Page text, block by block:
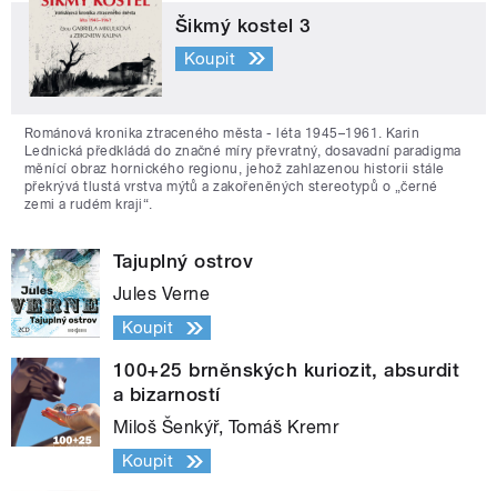
Šikmý kostel 3
Koupit
Románová kronika ztraceného města - léta 1945–1961. Karin
Lednická předkládá do značné míry převratný, dosavadní paradigma
měnící obraz hornického regionu, jehož zahlazenou historii stále
překrývá tlustá vrstva mýtů a zakořeněných stereotypů o „černé
zemi a rudém kraji“.
Tajuplný ostrov
Jules Verne
Koupit
100+25 brněnských kuriozit, absurdit
a bizarností
Miloš Šenkýř, Tomáš Kremr
Koupit